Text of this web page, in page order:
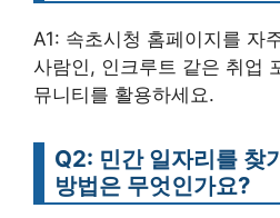
A1: 속초시청 홈페이지를 자
사람인, 인크루트 같은 취업
뮤니티를 활용하세요.
Q2: 민간 일자리를 찾
방법은 무엇인가요?